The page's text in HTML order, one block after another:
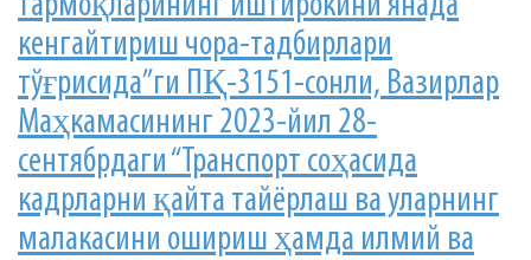
кенгайтириш чора-тадбирлари
тўғрисида”ги ПҚ-3151-сонли, Вазирлар
Маҳкамасининг 2023-йил 28-
сентябрдаги “Транспорт соҳасида
кадрларни қайта тайёрлаш ва уларнинг
малакасини ошириш ҳамда илмий ва